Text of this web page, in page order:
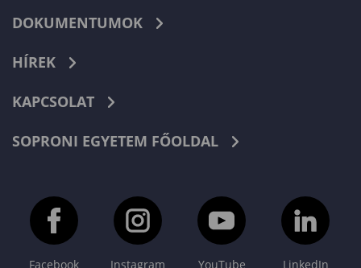
DOKUMENTUMOK
HÍREK
KAPCSOLAT
SOPRONI EGYETEM FŐOLDAL
Facebook Instagram YouTube LinkedIn